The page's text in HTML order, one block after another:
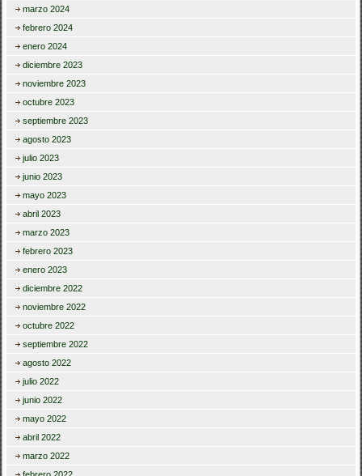
marzo 2024
febrero 2024
enero 2024
diciembre 2023
noviembre 2023
octubre 2023
septiembre 2023
agosto 2023
julio 2023
junio 2023
mayo 2023
abril 2023
marzo 2023
febrero 2023
enero 2023
diciembre 2022
noviembre 2022
octubre 2022
septiembre 2022
agosto 2022
julio 2022
junio 2022
mayo 2022
abril 2022
marzo 2022